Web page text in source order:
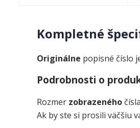
Kompletné
Originálne popisné číslo
Podrobnosti o
Rozmer zobrazeného
Ak by ste si prosili väčšiu